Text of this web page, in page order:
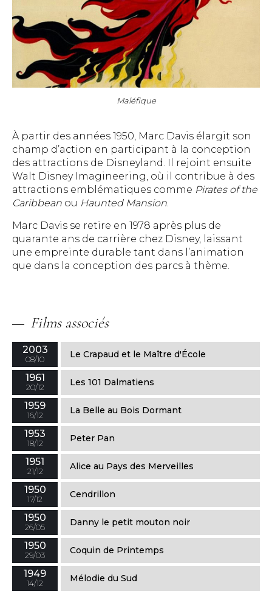
Maléfique
À partir des années 1950, Marc Davis élargit son
champ d’action en participant à la conception
des attractions de Disneyland. Il rejoint ensuite
Walt Disney Imagineering, où il contribue à des
attractions emblématiques comme Pirates of the
Caribbean ou Haunted Mansion.
Marc Davis se retire en 1978 après plus de
quarante ans de carrière chez Disney, laissant
une empreinte durable tant dans l’animation
que dans la conception des parcs à thème.
Films associés
2003
08/10 Le Crapaud et le Maître d'École
1961
20/12 Les 101 Dalmatiens
1959
16/12 La Belle au Bois Dormant
1953
18/12 Peter Pan
1951
21/12 Alice au Pays des Merveilles
1950
17/12 Cendrillon
1950
26/05 Danny le petit mouton noir
1950
29/03 Coquin de Printemps
1949
14/12 Mélodie du Sud